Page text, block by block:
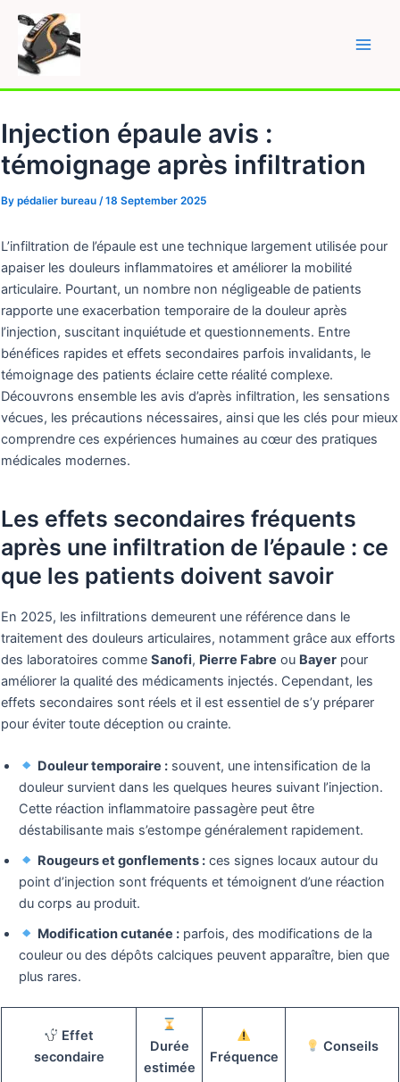
content
Injection épaule avis :
témoignage après infiltration
By pédalier bureau /18 September 2025
L’infiltration de l’épaule est une technique largement utilisée pour
apaiser les douleurs inflammatoires et améliorer la mobilité
articulaire. Pourtant, un nombre non négligeable de patients
rapporte une exacerbation temporaire de la douleur après
l’injection, suscitant inquiétude et questionnements. Entre
bénéfices rapides et effets secondaires parfois invalidants, le
témoignage des patients éclaire cette réalité complexe.
Découvrons ensemble les avis d’après infiltration, les sensations
vécues, les précautions nécessaires, ainsi que les clés pour mieux
comprendre ces expériences humaines au cœur des pratiques
médicales modernes.
Les effets secondaires fréquents
après une infiltration de l’épaule : ce
que les patients doivent savoir
En 2025, les infiltrations demeurent une référence dans le
traitement des douleurs articulaires, notamment grâce aux efforts
des laboratoires comme Sanofi, Pierre Fabre ou Bayer pour
améliorer la qualité des médicaments injectés. Cependant, les
effets secondaires sont réels et il est essentiel de s’y préparer
pour éviter toute déception ou crainte.
Douleur temporaire :souvent, une intensification de la
douleur survient dans les quelques heures suivant l’injection.
Cette réaction inflammatoire passagère peut être
déstabilisante mais s’estompe généralement rapidement.
Rougeurs et gonflements :ces signes locaux autour du
point d’injection sont fréquents et témoignent d’une réaction
du corps au produit.
Modification cutanée :parfois, des modifications de la
couleur ou des dépôts calciques peuvent apparaître, bien que
plus rares.
Effet
secondaire
Durée
estimée
Fréquence
Conseils